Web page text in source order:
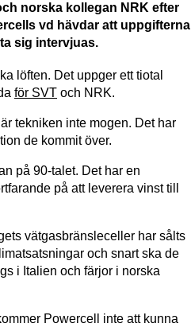
norska kollegan NRK efter
vd hävdar att uppgifterna
sig intervjuas.
löften. Det uppger ett tiotal
för SVT och NRK.
tekniken inte mogen. Det har
de kommit över.
på 90-talet. Det har en
på att leverera vinst till
vätgasbränsleceller har sålts
och snart ska de
i Italien och färjor i norska
Powercell inte att kunna